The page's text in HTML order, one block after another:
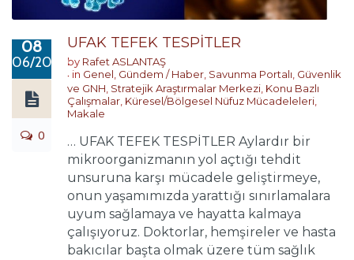
08
06/2020
0
UFAK TEFEK TESPİTLER
by Rafet ASLANTAŞ
in Genel Gündem / Haber Savunma Portalı Güvenlik
ve GNH Stratejik Araştırmalar Merkezi Konu Bazlı
Çalışmalar Küresel/Bölgesel Nüfuz Mücadeleleri
Makale
… UFAK TEFEK TESPİTLER Aylardır bir
mikroorganizmanın yol açtığı tehdit
unsuruna karşı mücadele geliştirmeye,
onun yaşamımızda yarattığı sınırlamalara
uyum sağlamaya ve hayatta kalmaya
çalışıyoruz. Doktorlar, hemşireler ve hasta
bakıcılar başta olmak üzere tüm sağlık